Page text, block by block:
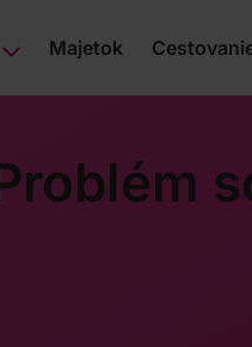
Majetok